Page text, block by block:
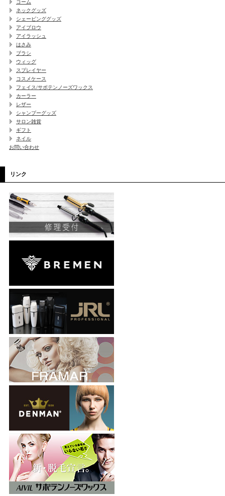
コーム
ネックグッズ
シェービンググッズ
アイブロウ
アイラッシュ
はさみ
ブラシ
ウィッグ
スプレイヤー
コスメケース
フェイス/サボテンノーズワックス
カーラー
レザー
シャンプーグッズ
サロン雑貨
ギフト
ネイル
お問い合わせ
リンク